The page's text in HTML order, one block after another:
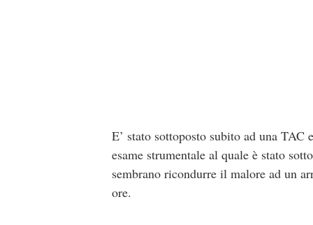
E’ stato sottoposto subito ad una
esame strumentale al quale è stato
sembrano ricondurre il malore ad un
ore.